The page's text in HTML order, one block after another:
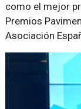
como el mejor
Premios
Asociación